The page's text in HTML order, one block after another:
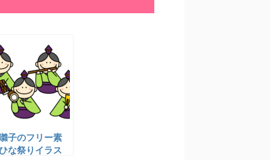
子のフリー素
な祭りイラス